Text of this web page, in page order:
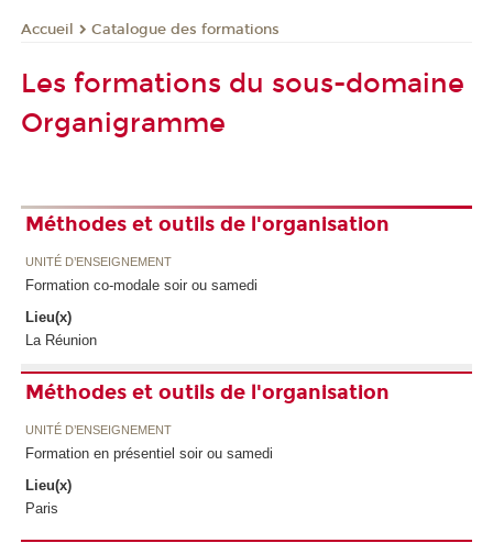
Accueil Catalogue des formations
Les formations du sous-domaine
Organigramme
Méthodes et outils de l'organisation
UNITÉ D’ENSEIGNEMENT
Formation co-modale soir ou samedi
Lieu(x)
La Réunion
Méthodes et outils de l'organisation
UNITÉ D’ENSEIGNEMENT
Formation en présentiel soir ou samedi
Lieu(x)
Paris